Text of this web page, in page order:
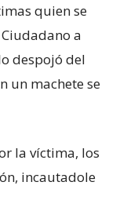
quien se
a
despojó del
un machete se
la víctima, los
incautadole